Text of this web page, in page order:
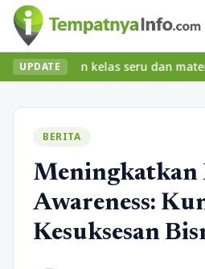
UPDATEkelas seru dan materi
BERITA
Meningkatkan
Awareness:
Kesuksesan